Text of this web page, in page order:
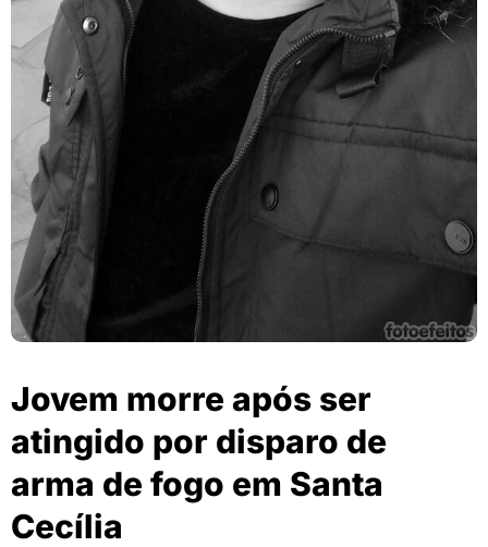
Jovem morre após ser
atingido por disparo de
arma de fogo em Santa
Cecília